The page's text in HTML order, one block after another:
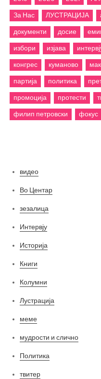
За Нас
ЛУСТРАЦИЈА
документи
досие
избори
изјава
конгрес
куманово
партија
политика
промоција
протести
филип петровски
фокус
видео
Во Центар
зезалица
Интервју
Историја
Книги
Колумни
Лустрација
меме
мудрости и слично
Политика
твитер